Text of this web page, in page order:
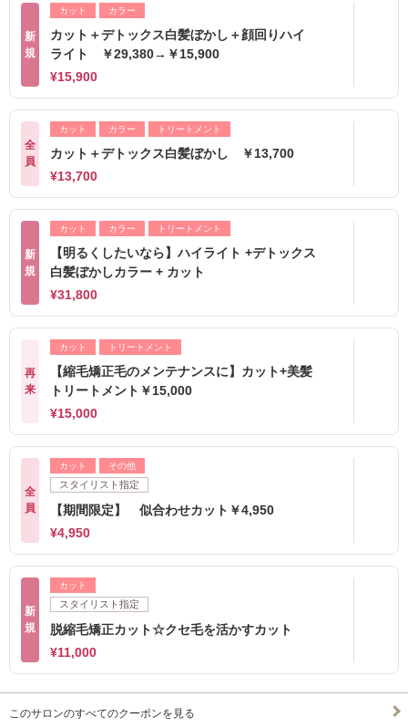
新
規
カット カラー
カット＋デトックス白髪ぼかし＋顔回りハイ
ライト ￥29,380→￥15,900
¥15,900
全
員
カット カラー トリートメント
カット＋デトックス白髪ぼかし ￥13,700
¥13,700
新
規
カット カラー トリートメント
【明るくしたいなら】ハイライト +デトックス
白髪ぼかしカラー + カット
¥31,800
再
来
カット トリートメント
【縮毛矯正毛のメンテナンスに】カット+美髪
トリートメント￥15,000
¥15,000
全
員
カット その他
スタイリスト指定
【期間限定】 似合わせカット￥4,950
¥4,950
新
規
カット
スタイリスト指定
脱縮毛矯正カット☆クセ毛を活かすカット
¥11,000
このサロンのすべてのクーポンを見る